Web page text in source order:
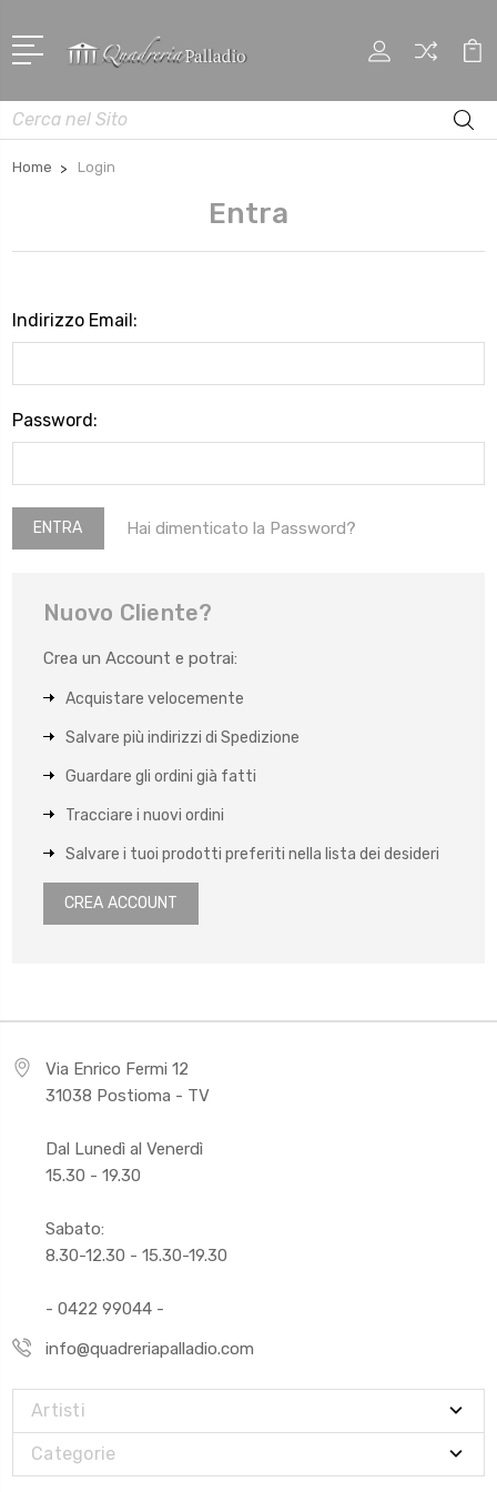
Cerca
Home Login
Entra
Indirizzo Email:
Password:
Hai dimenticato la Password?
Nuovo Cliente?
Crea un Account e potrai:
Acquistare velocemente
Salvare più indirizzi di Spedizione
Guardare gli ordini già fatti
Tracciare i nuovi ordini
Salvare i tuoi prodotti preferiti nella lista dei desideri
CREA ACCOUNT
Via Enrico Fermi 12
31038 Postioma - TV
Dal Lunedì al Venerdì
15.30 - 19.30
Sabato:
8.30-12.30 - 15.30-19.30
- 0422 99044 -
info@quadreriapalladio.com
Artisti
Categorie